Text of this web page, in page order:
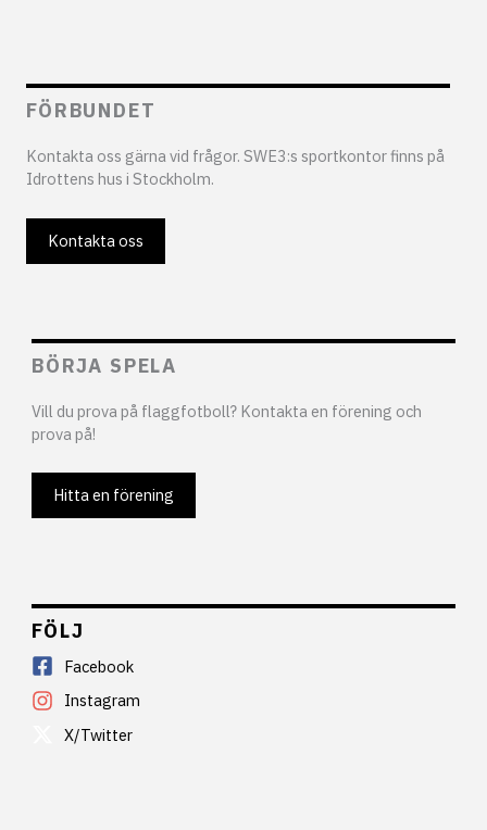
FÖRBUNDET
Kontakta oss gärna vid frågor. SWE3:s sportkontor finns på
Idrottens hus i Stockholm.
Kontakta oss
BÖRJA SPELA
Vill du prova på flaggfotboll? Kontakta en förening och
prova på!
Hitta en förening
FÖLJ
Facebook
Instagram
X/Twitter